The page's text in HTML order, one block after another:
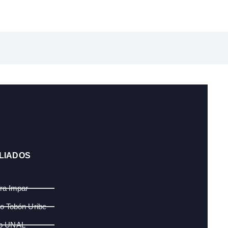
Impar
Tobón Uribe
UNAL